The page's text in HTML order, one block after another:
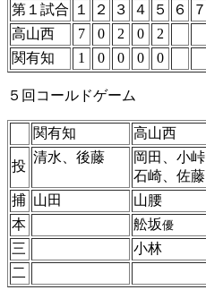
第１試合 １ ２ ３ ４ ５ ６ ７
高山西
7 0 2 0 2
関有知
1 0 0 0 0
５回コールドゲーム
関有知 高山西
投
清水、後藤
岡田、小峠
石崎、佐藤
捕 山田
山腰
本
舩坂優
三
小林
二